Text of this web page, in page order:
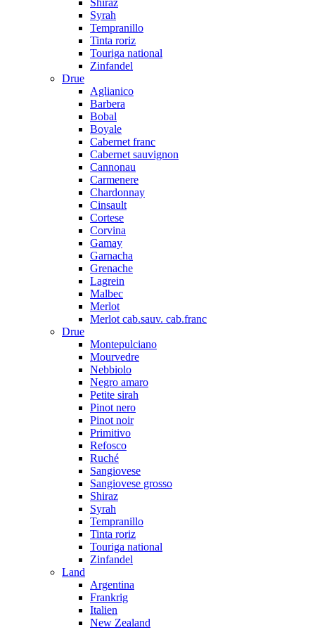
Syrah
Tempranillo
Tinta roriz
Touriga national
Zinfandel
Drue
Aglianico
Barbera
Bobal
Boyale
Cabernet franc
Cabernet sauvignon
Cannonau
Carmenere
Chardonnay
Cinsault
Cortese
Corvina
Gamay
Garnacha
Grenache
Lagrein
Malbec
Merlot
Merlot cab.sauv. cab.franc
Drue
Montepulciano
Mourvedre
Nebbiolo
Negro amaro
Petite sirah
Pinot nero
Pinot noir
Primitivo
Refosco
Ruché
Sangiovese
Sangiovese grosso
Shiraz
Syrah
Tempranillo
Tinta roriz
Touriga national
Zinfandel
Land
Argentina
Frankrig
Italien
New Zealand